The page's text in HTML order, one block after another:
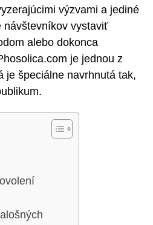
výzvami a jediné
návštevníkov vystaviť
alebo dokonca
je jednou z
je špeciálne navrhnutá tak,